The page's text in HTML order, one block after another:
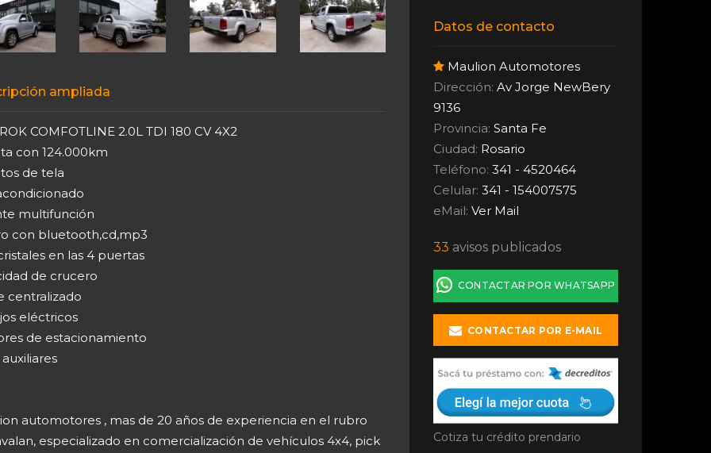
ampliada
COMFOTLINE 2.0L TDI 180 CV 4X2
con 124.000km
de tela
multifunción
con bluetooth,cd,mp3
en las 4 puertas
de crucero
centralizado
eléctricos
de estacionamiento
automotores , mas de 20 años de experiencia en el rubro
especializado en comercialización de vehículos 4x4, pick
Datos de contacto
Maulion Automotores
Dirección: Av Jorge NewBery
9136
Provincia:Santa Fe
Ciudad: Rosario
Teléfono: 341 - 4520464
Celular: 341 - 154007575
eMail:Ver Mail
33 avisos publicados
CONTACTAR POR WHATSAPP
CONTACTAR POR E-MAIL
Cotiza tu crédito prendario